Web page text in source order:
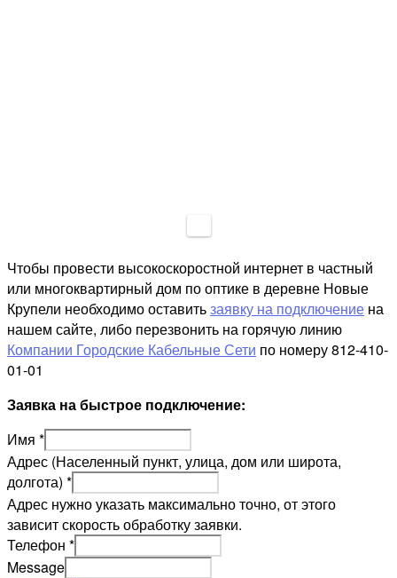
Чтобы провести высокоскоростной интернет в частный
или многоквартирный дом по оптике в деревне Новые
Крупели необходимо оставитьзаявку на подключение на
нашем сайте, либо перезвонить на горячую линию
Компании Городские Кабельные Сети по номеру 812-410-
01-01
Заявка на быстрое подключение:
Имя *
Адрес (Населенный пункт, улица, дом или широта,
долгота) *
Адрес нужно указать максимально точно, от этого
зависит скорость обработку заявки.
Телефон *
Message